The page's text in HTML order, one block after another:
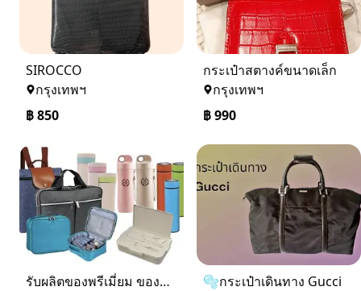
SIROCCO
กรุงเทพฯ
฿850
กระเป๋าสตางค์ขนาดเล็ก
กรุงเทพฯ
฿990
รับผลิตของพรีเมี่ยม ของพรีเมี่ยมแจกลูกค้า กระเป๋าผ้า กระเป๋าผ้าแคนวาส
🫧กระเป๋าเดินทาง Gucci